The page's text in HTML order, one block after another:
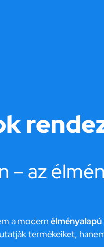
– az
a modern
termékeiket,